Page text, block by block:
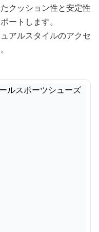
クッション性と安定性
ートします。
アルスタイルのアクセ